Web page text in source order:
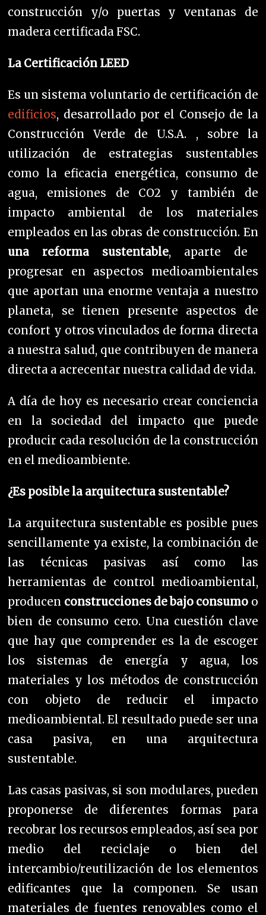
construcción y/o puertas y ventanas de
madera certificada FSC.
La Certificación LEED
Es un sistema voluntario de certificación de
edificios, desarrollado por el Consejo de la
Construcción Verde de U.S.A. , sobre la
utilización de estrategias sustentables
como la eficacia energética, consumo de
agua, emisiones de CO2 y también de
impacto ambiental de los materiales
empleados en las obras de construcción. En
una reforma sustentable, aparte de
progresar en aspectos medioambientales
que aportan una enorme ventaja a nuestro
planeta, se tienen presente aspectos de
confort y otros vinculados de forma directa
a nuestra salud, que contribuyen de manera
directa a acrecentar nuestra calidad de vida.
A día de hoy es necesario crear conciencia
en la sociedad del impacto que puede
producir cada resolución de la construcción
en el medioambiente.
¿Es posible la arquitectura sustentable?
La arquitectura sustentable es posible pues
sencillamente ya existe, la combinación de
las técnicas pasivas así como las
herramientas de control medioambiental,
producen construcciones de bajo consumo o
bien de consumo cero. Una cuestión clave
que hay que comprender es la de escoger
los sistemas de energía y agua, los
materiales y los métodos de construcción
con objeto de reducir el impacto
medioambiental. El resultado puede ser una
casa pasiva, en una arquitectura
sustentable.
Las casas pasivas, si son modulares, pueden
proponerse de diferentes formas para
recobrar los recursos empleados, así sea por
medio del reciclaje o bien del
intercambio/reutilización de los elementos
edificantes que la componen. Se usan
materiales de fuentes renovables como el